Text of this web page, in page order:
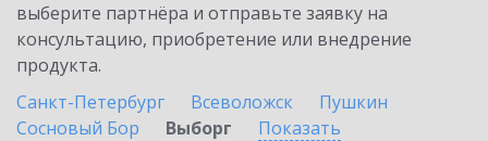
выберите партнёра и отправьте заявку на
консультацию, приобретение или внедрение
продукта.
Санкт-Петербург
Всеволожск
Пушкин
Сосновый Бор
Выборг
Показать